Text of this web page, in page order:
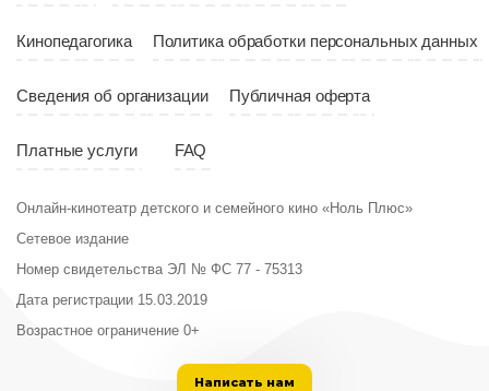
Кинопедагогика Политика обработки персональных данных
Сведения об организации Публичная оферта
Платные услуги FAQ
Онлайн-кинотеатр детского и семейного кино «Ноль Плюс»
Сетевое издание
Номер свидетельства ЭЛ № ФС 77 - 75313
Дата регистрации 15.03.2019
Возрастное ограничение 0+
Написать нам